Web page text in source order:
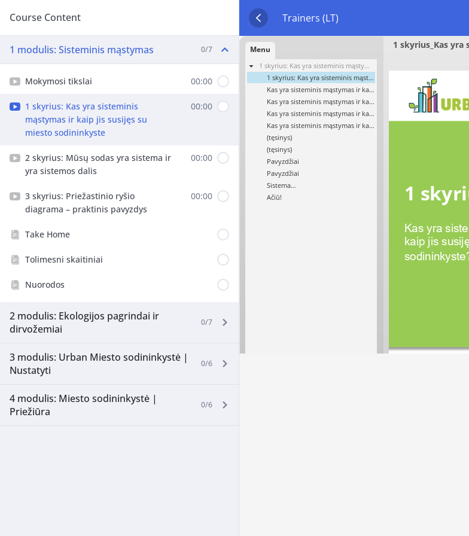
Course Content
1 modulis: Sisteminis mąstymas 0/7
Mokymosi tikslai 00:00
1 skyrius: Kas yra sisteminis
mąstymas ir kaip jis susijęs su
miesto sodininkyste
00:00
2 skyrius: Mūsų sodas yra sistema ir
yra sistemos dalis
00:00
3 skyrius: Priežastinio ryšio
diagrama – praktinis pavyzdys
00:00
Take Home
Tolimesni skaitiniai
Nuorodos
2 modulis: Ekologijos pagrindai ir
dirvožemiai
0/7
3 modulis: Urban Miesto sodininkystė |
Nustatyti
0/6
4 modulis: Miesto sodininkystė |
Priežiūra
0/6
Trainers (LT)